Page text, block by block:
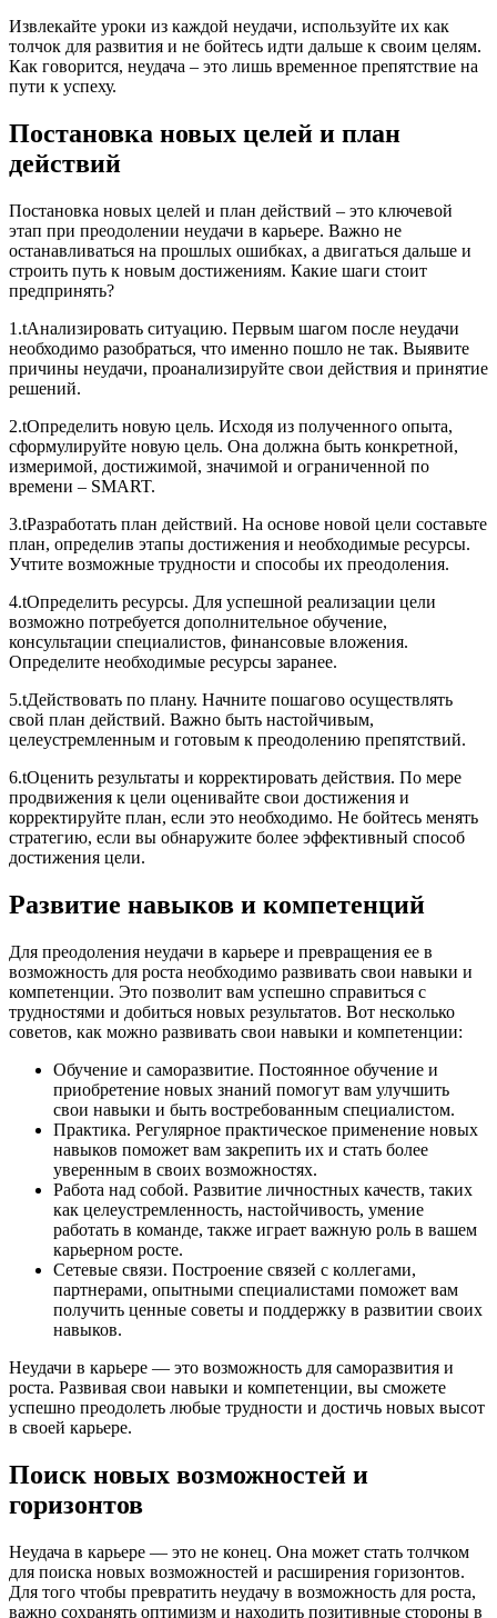
Извлекайте уроки из каждой неудачи, используйте их как
толчок для развития и не бойтесь идти дальше к своим целям.
Как говорится, неудача – это лишь временное препятствие на
пути к успеху.
Постановка новых целей и план
действий
Постановка новых целей и план действий – это ключевой
этап при преодолении неудачи в карьере. Важно не
останавливаться на прошлых ошибках, а двигаться дальше и
строить путь к новым достижениям. Какие шаги стоит
предпринять?
1.tАнализировать ситуацию. Первым шагом после неудачи
необходимо разобраться, что именно пошло не так. Выявите
причины неудачи, проанализируйте свои действия и принятие
решений.
2.tОпределить новую цель. Исходя из полученного опыта,
сформулируйте новую цель. Она должна быть конкретной,
измеримой, достижимой, значимой и ограниченной по
времени – SMART.
3.tРазработать план действий. На основе новой цели составьте
план, определив этапы достижения и необходимые ресурсы.
Учтите возможные трудности и способы их преодоления.
4.tОпределить ресурсы. Для успешной реализации цели
возможно потребуется дополнительное обучение,
консультации специалистов, финансовые вложения.
Определите необходимые ресурсы заранее.
5.tДействовать по плану. Начните пошагово осуществлять
свой план действий. Важно быть настойчивым,
целеустремленным и готовым к преодолению препятствий.
6.tОценить результаты и корректировать действия. По мере
продвижения к цели оценивайте свои достижения и
корректируйте план, если это необходимо. Не бойтесь менять
стратегию, если вы обнаружите более эффективный способ
достижения цели.
Развитие навыков и компетенций
Для преодоления неудачи в карьере и превращения ее в
возможность для роста необходимо развивать свои навыки и
компетенции. Это позволит вам успешно справиться с
трудностями и добиться новых результатов. Вот несколько
советов, как можно развивать свои навыки и компетенции:
Обучение и саморазвитие. Постоянное обучение и
приобретение новых знаний помогут вам улучшить
свои навыки и быть востребованным специалистом.
Практика. Регулярное практическое применение новых
навыков поможет вам закрепить их и стать более
уверенным в своих возможностях.
Работа над собой. Развитие личностных качеств, таких
как целеустремленность, настойчивость, умение
работать в команде, также играет важную роль в вашем
карьерном росте.
Сетевые связи. Построение связей с коллегами,
партнерами, опытными специалистами поможет вам
получить ценные советы и поддержку в развитии своих
навыков.
Неудачи в карьере — это возможность для саморазвития и
роста. Развивая свои навыки и компетенции, вы сможете
успешно преодолеть любые трудности и достичь новых высот
в своей карьере.
Поиск новых возможностей и
горизонтов
Неудача в карьере — это не конец. Она может стать толчком
для поиска новых возможностей и расширения горизонтов.
Для того чтобы превратить неудачу в возможность для роста,
важно сохранять оптимизм и находить позитивные стороны в